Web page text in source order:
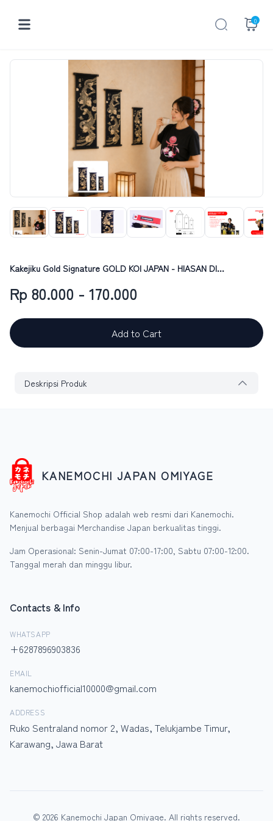
0
Kakejiku Gold Signature GOLD KOI JAPAN - HIASAN DI...
Rp 80.000 - 170.000
Add to Cart
Deskripsi Produk
KANEMOCHI JAPAN OMIYAGE
Kanemochi Official Shop adalah web resmi dari Kanemochi.
Menjual berbagai Merchandise Japan berkualitas tinggi.
Jam Operasional: Senin-Jumat 07:00-17:00, Sabtu 07:00-12:00.
Tanggal merah dan minggu libur.
Contacts & Info
WHATSAPP
+6287896903836
EMAIL
kanemochiofficial10000@gmail.com
ADDRESS
Ruko Sentraland nomor 2, Wadas, Telukjambe Timur,
Karawang, Jawa Barat
© 2026 Kanemochi Japan Omiyage. All rights reserved.